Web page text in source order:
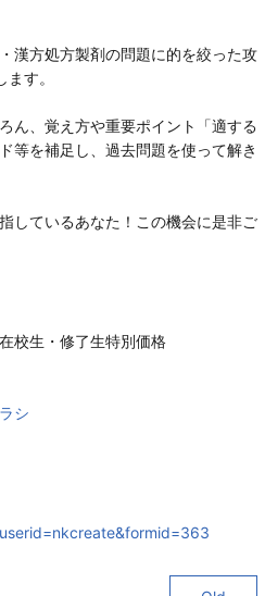
漢方処方製剤の問題に的を絞った攻
す。
ん、覚え方や重要ポイント「適する
等を補足し、過去問題を使って解き
しているあなた！この機会に是非ご
校生・修了生特別価格
シ